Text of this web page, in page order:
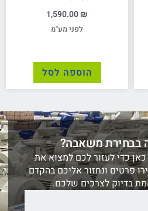
1,590.00₪
לפני מע"מ
הוספה לסל
בבחירת משאבה?
כדי לעזור לכם למצוא את
פרטים ונחזור אליכם בהקדם
בדיוק לצרכים שלכם.